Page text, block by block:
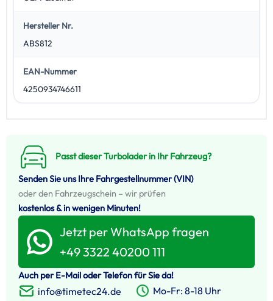
Hersteller Nr.
ABS812
EAN-Nummer
4250934746611
Passt dieser Turbolader in Ihr Fahrzeug?
Senden Sie uns Ihre Fahrgestellnummer (VIN)
oder den Fahrzeugschein – wir prüfen
kostenlos & in wenigen Minuten!
Jetzt per WhatsApp fragen
+49 3322 40200 111
Auch per E-Mail oder Telefon für Sie da!
info@timetec24.de Mo-Fr: 8-18 Uhr